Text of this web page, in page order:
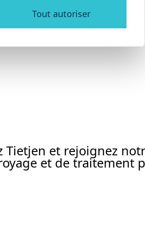
Tout autoriser
Tietjen et rejoignez
et de traitement